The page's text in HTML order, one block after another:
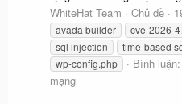
WhiteHat Team
Chủ đề
avada builder
cve-2026-
sql injection
time-based
wp-config.php Bình
mạng